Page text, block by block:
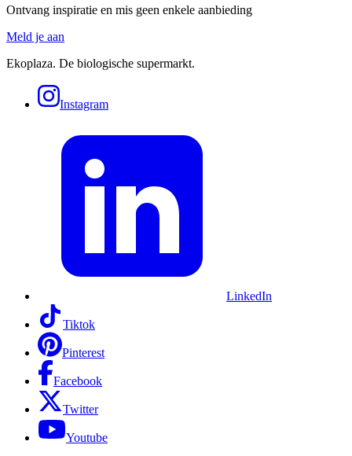
Ontvang inspiratie en mis geen enkele aanbieding
Meld je aan
Ekoplaza. De biologische supermarkt.
Instagram
LinkedIn
Tiktok
Pinterest
Facebook
Twitter
Youtube